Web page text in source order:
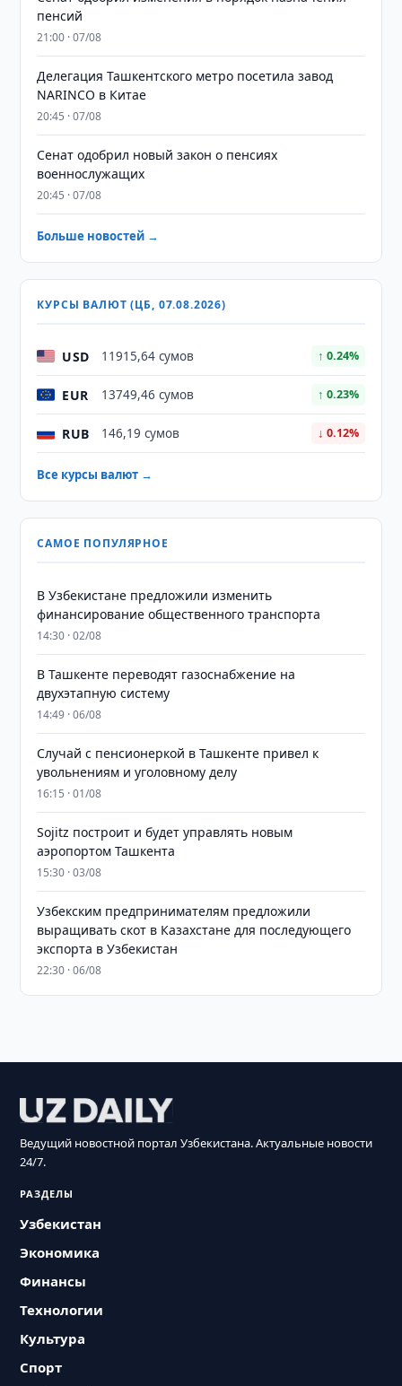
пенсий
21:00 · 07/08
Делегация Ташкентского метро посетила завод
NARINCO в Китае
20:45 · 07/08
Сенат одобрил новый закон о пенсиях
военнослужащих
20:45 · 07/08
Больше новостей →
КУРСЫ ВАЛЮТ (ЦБ, 07.08.2026)
USD 11915,64 сумов ↑ 0.24%
EUR 13749,46 сумов ↑ 0.23%
RUB 146,19 сумов ↓ 0.12%
Все курсы валют →
САМОЕ ПОПУЛЯРНОЕ
В Узбекистане предложили изменить
финансирование общественного транспорта
14:30 · 02/08
В Ташкенте переводят газоснабжение на
двухэтапную систему
14:49 · 06/08
Случай с пенсионеркой в Ташкенте привел к
увольнениям и уголовному делу
16:15 · 01/08
Sojitz построит и будет управлять новым
аэропортом Ташкента
15:30 · 03/08
Узбекским предпринимателям предложили
выращивать скот в Казахстане для последующего
экспорта в Узбекистан
22:30 · 06/08
Ведущий новостной портал Узбекистана. Актуальные новости
24/7.
РАЗДЕЛЫ
Узбекистан
Экономика
Финансы
Технологии
Культура
Спорт